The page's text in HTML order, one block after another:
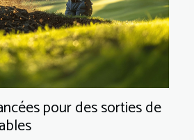
pour des sorties de